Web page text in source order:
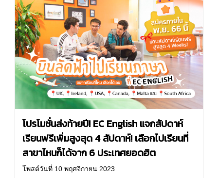
โปรโมชั่นส่งท้ายปี! EC English แจกสัปดาห์
เรียนฟรีเพิ่มสูงสุด 4 สัปดาห์! เลือกไปเรียนที่
สาขาไหนก็ได้จาก 6 ประเทศยอดฮิต
โพสต์วันที่ 10 พฤศจิกายน 2023